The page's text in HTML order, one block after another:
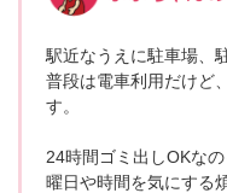
駅近なうえに駐車場、
普段は電車利用だけど
す。
24時間ゴミ出しOKな
曜日や時間を気にする